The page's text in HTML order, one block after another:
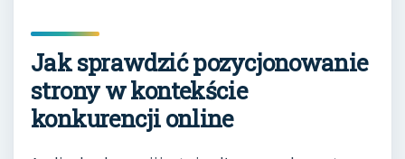
Jak sprawdzić pozycjonowanie
strony w kontekście
konkurencji online